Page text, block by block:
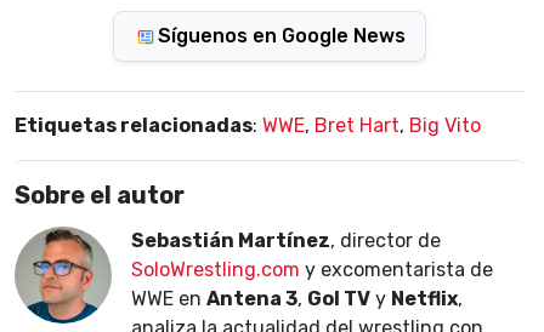
Síguenos en Google News
Etiquetas relacionadas: WWE, Bret Hart, Big Vito
Sobre el autor
Sebastián Martínez, director de
SoloWrestling.com y excomentarista de
WWE en Antena 3, Gol TV y Netflix,